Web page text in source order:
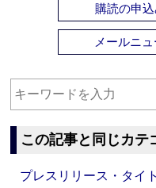
購読の申込
メールニ
この記事と同じカテ
プレスリリース・タ